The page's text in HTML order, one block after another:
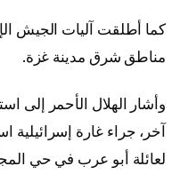
كما أطلقت آليات الجيش
مناطق شرق مدينة غزة.
آخر، جراء غارة
لعائلة أبو عرب في حي